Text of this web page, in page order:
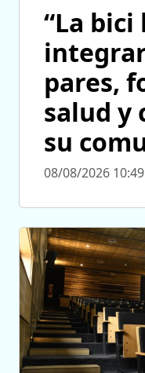
“La
pares,
salud y
su
08/08/2026 10:49